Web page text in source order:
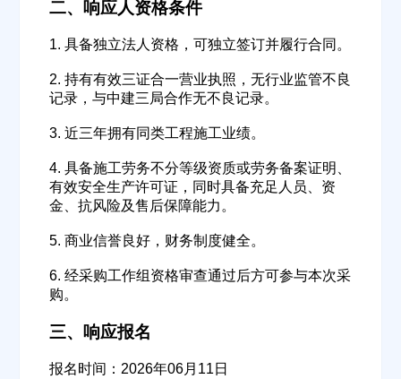
二、响应人资格条件
1. 具备独立法人资格，可独立签订并履行合同。
2. 持有有效三证合一营业执照，无行业监管不良
记录，与中建三局合作无不良记录。
3. 近三年拥有同类工程施工业绩。
4. 具备施工劳务不分等级资质或劳务备案证明、
有效安全生产许可证，同时具备充足人员、资
金、抗风险及售后保障能力。
5. 商业信誉良好，财务制度健全。
6. 经采购工作组资格审查通过后方可参与本次采
购。
三、响应报名
报名时间：2026年06月11日
欢迎入驻供应商
公司名称